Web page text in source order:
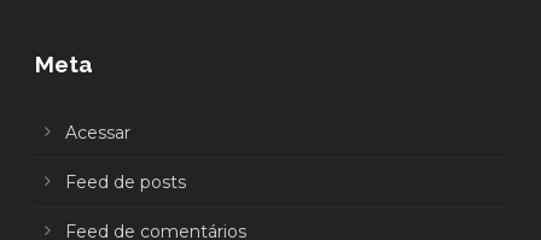
Meta
Acessar
Feed de posts
Feed de comentários